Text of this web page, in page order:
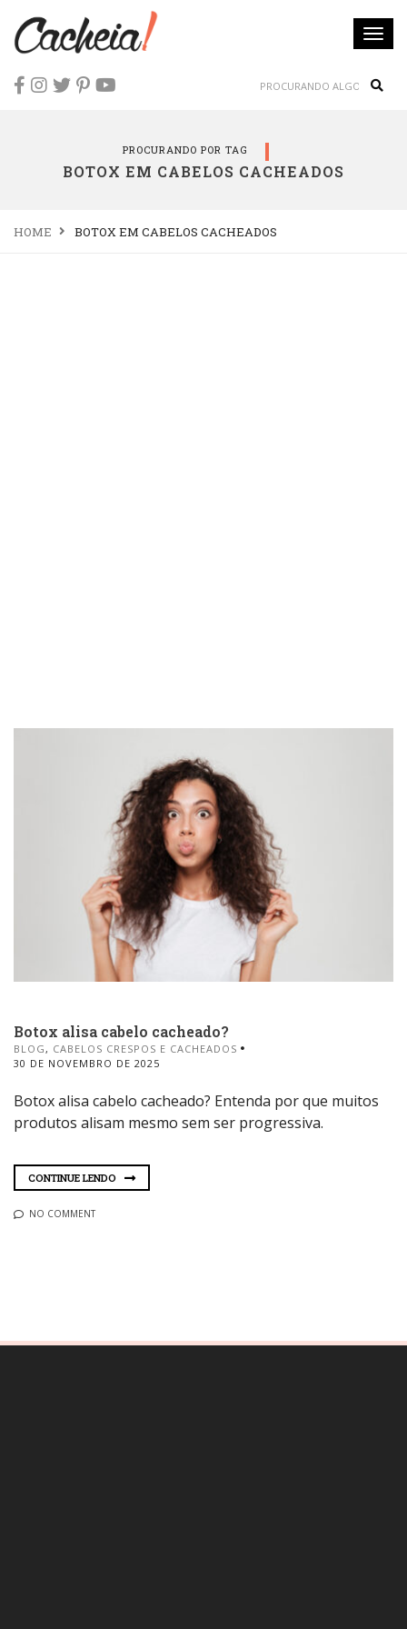
PROCURANDO POR TAG
BOTOX EM CABELOS CACHEADOS
HOME BOTOX EM CABELOS CACHEADOS
Botox alisa cabelo cacheado?
BLOG, CABELOS CRESPOS E CACHEADOS
30 DE NOVEMBRO DE 2025
Botox alisa cabelo cacheado? Entenda por que muitos
produtos alisam mesmo sem ser progressiva.
CONTINUE LENDO
NO COMMENT